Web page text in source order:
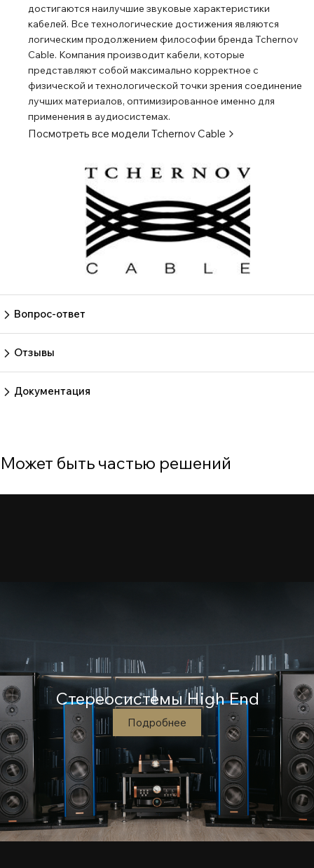
достигаются наилучшие звуковые характеристики
кабелей. Все технологические достижения являются
логическим продолжением философии бренда Tchernov
Cable. Компания производит кабели, которые
представляют собой максимально корректное с
физической и технологической точки зрения соединение
лучших материалов, оптимизированное именно для
применения в аудиосистемах.
Посмотреть все модели Tchernov Cable
Вопрос-ответ
Отзывы
Документация
Может быть частью решений
Стереосистемы High End
Подробнее